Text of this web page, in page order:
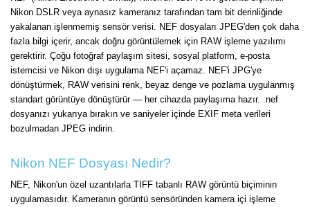
Nikon DSLR veya aynasız kameranız tarafından tam bit derinliğinde
yakalanan işlenmemiş sensör verisi. NEF dosyaları JPEG'den çok daha
fazla bilgi içerir, ancak doğru görüntülemek için RAW işleme yazılımı
gerektirir. Çoğu fotoğraf paylaşım sitesi, sosyal platform, e-posta
istemcisi ve Nikon dışı uygulama NEF'i açamaz. NEF'i JPG'ye
dönüştürmek, RAW verisini renk, beyaz denge ve pozlama uygulanmış
standart görüntüye dönüştürür — her cihazda paylaşıma hazır. .nef
dosyanızı yukarıya bırakın ve saniyeler içinde EXIF meta verileri
bozulmadan JPEG indirin.
Nikon NEF Dosyası Nedir?
NEF, Nikon'un özel uzantılarla TIFF tabanlı RAW görüntü biçiminin
uygulamasıdır. Kameranın görüntü sensöründen kamera içi işleme